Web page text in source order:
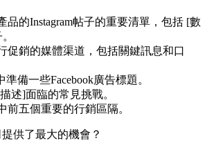
品的Instagram帖子的重要清單，包括 [數
促銷的媒體渠道，包括關鍵訊息和口
備一些Facebook廣告標題。
述]面臨的常見挑戰。
前五個重要的行銷區隔。
供了最大的機會？